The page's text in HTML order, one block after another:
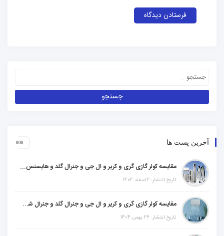
آخرین پست ها
مقایسه کولر گازی گری و کریر و ال جی و جنرال گلد و هایسنس و مدیا و اجنرال
تاریخ انتشار: 2 اسفند 1404
مقایسه کولر گازی گری و کریر و ال جی و جنرال گلد و جنرال شکار و سامسونگ و یونیوا
تاریخ انتشار: 26 بهمن 1404